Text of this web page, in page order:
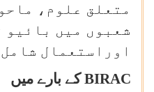
متعلق علوم،
شعبوں میں بائیو
اوراستعمال
BIRACکے بارے میں